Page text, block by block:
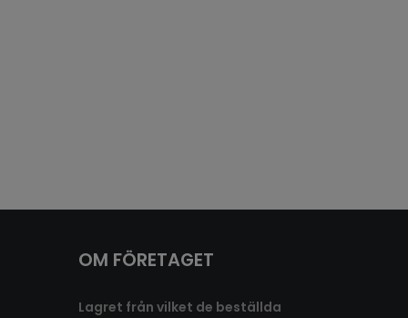
OM FÖRETAGET
Lagret från vilket de beställda